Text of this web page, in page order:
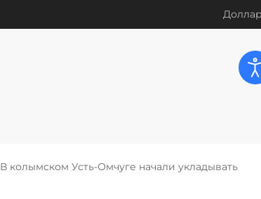
В колымском Усть-Омчуге начали укладывать